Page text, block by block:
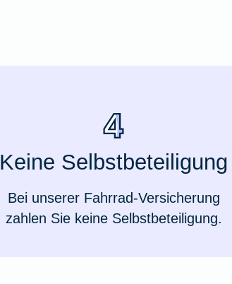
Keine Selbstbeteiligung
Bei unserer Fahrrad-Versicherung
zahlen Sie keine Selbstbeteiligung.